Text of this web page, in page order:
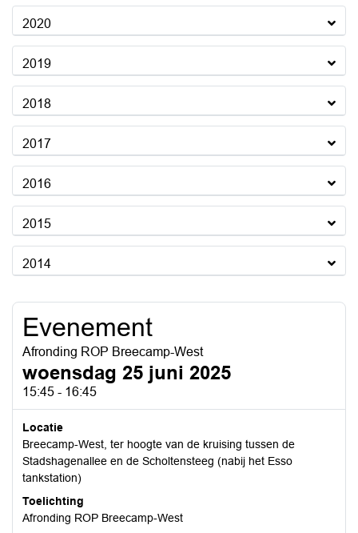
2020
2019
2018
2017
2016
2015
2014
Evenement
Afronding ROP Breecamp-West
woensdag 25 juni 2025
15:45 - 16:45
Locatie
Breecamp-West, ter hoogte van de kruising tussen de
Stadshagenallee en de Scholtensteeg (nabij het Esso
tankstation)
Toelichting
Afronding ROP Breecamp-West